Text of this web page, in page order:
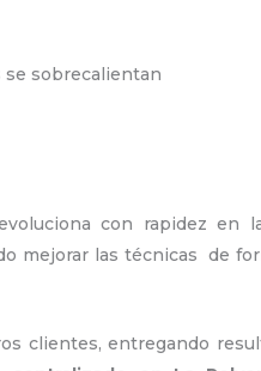
sobrecalientan
con rapidez en
mejorar las técnicas de
clientes, entregando